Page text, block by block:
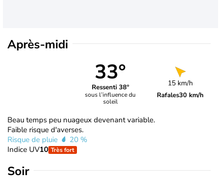
Après-midi
33°
Ressenti 38°
sous l’influence du
soleil
15 km/h
Rafales30 km/h
Beau temps peu nuageux devenant variable.
Faible risque d'averses.
Risque de pluie
20 %
Indice UV10 Très fort
Soir